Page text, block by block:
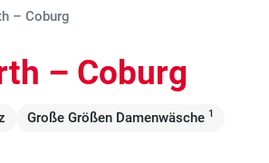
– Coburg
– Coburg
Große Größen Damenwäsche 1